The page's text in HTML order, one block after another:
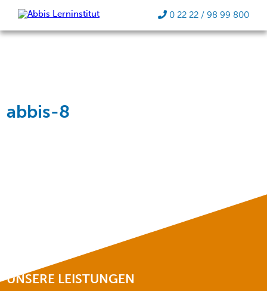
0 22 22 / 98 99 800
abbis-8
UNSERE LEISTUNGEN